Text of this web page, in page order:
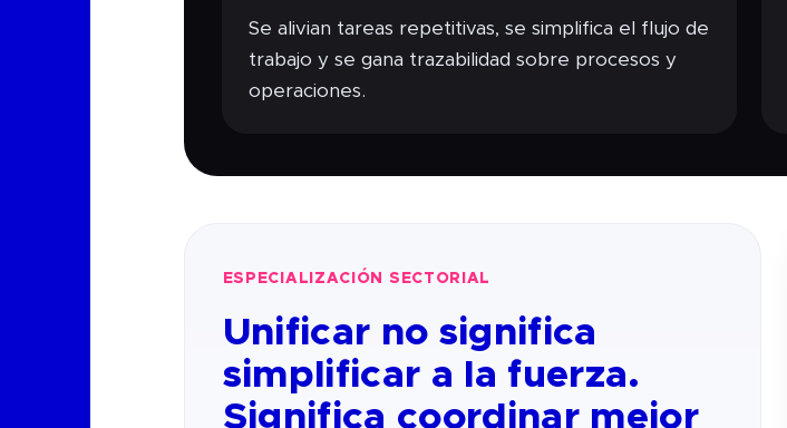
Se alivian tareas repetitivas, se simplifica el flujo de
trabajo y se gana trazabilidad sobre procesos y
operaciones.
ESPECIALIZACIÓN SECTORIAL
Unificar no significa
simplificar a la fuerza.
Significa coordinar mejor